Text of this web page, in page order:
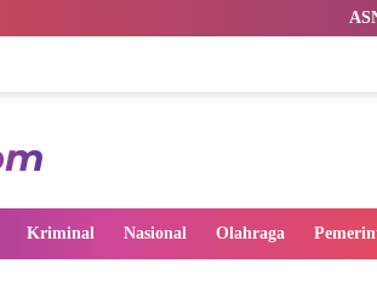
ASN Kemnaker Harus
Kriminal Nasional Olahraga